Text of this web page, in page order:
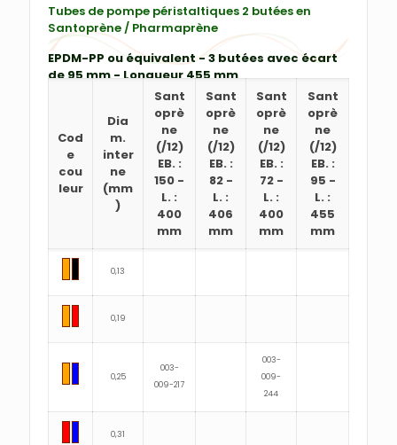
Tubes de pompe péristaltiques 2 butées en
Santoprène / Pharmaprène
EPDM-PP ou équivalent - 3 butées avec écart
de 95 mm - Longueur 455 mm
Cod
e
cou
leur
Dia
m.
inter
ne
(mm
)
Sant
oprè
ne
(/12)
EB. :
150 -
L. :
400
mm
Sant
oprè
ne
(/12)
EB. :
82-
L. :
406
mm
Sant
oprè
ne
(/12)
EB. :
72-
L. :
400
mm
Sant
oprè
ne
(/12)
EB. :
95 -
L. :
455
mm
0,13
0,19
0,25
003-
009-217
003-
009-
244
0,31